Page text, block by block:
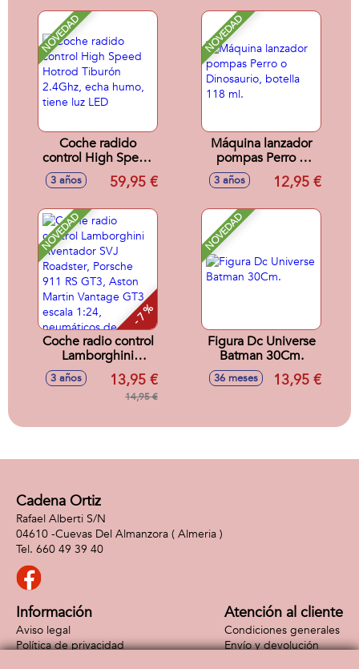
NOVEDAD
Coche radido
control High Speed
Hotrod Tiburón
2.4Ghz, echa
LED
3 años 59,95 €
NOVEDAD
Máquina lanzador
pompas Perro o
Dinosaurio, botella
118 ml.
3 años 12,95 €
NOVEDAD
- 7 %
Coche radio control
Lamborghini
Aventador SVJ
Roadster, Porsche
911 RS GT3, Aston
GT3 escala 1:24,
goma, con luces -
3 años 13,95 €
14,95 €
NOVEDAD
Figura Dc Universe
Batman 30Cm.
36 meses 13,95 €
Cadena Ortiz
Rafael Alberti S/N
04610 -Cuevas Del Almanzora ( Almeria )
660 49 39 40
Información
Aviso legal
Política de privacidad
Atención al cliente
Condiciones generales
Envío y devolución